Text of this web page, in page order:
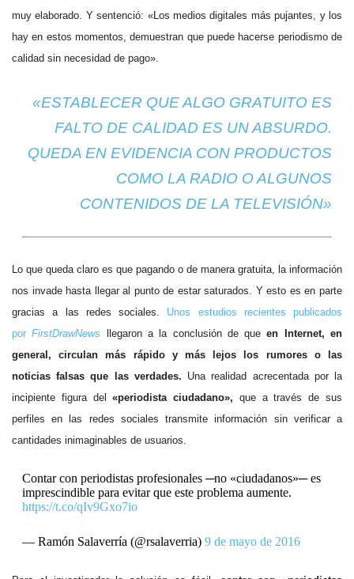
muy elaborado. Y sentenció: «Los medios digitales más pujantes, y los
hay en estos momentos, demuestran que puede hacerse periodismo de
calidad sin necesidad de pago».
«ESTABLECER QUE ALGO GRATUITO ES
FALTO DE CALIDAD ES UN ABSURDO.
QUEDA EN EVIDENCIA CON PRODUCTOS
COMO LA RADIO O ALGUNOS
CONTENIDOS DE LA TELEVISIÓN»
Lo que queda claro es que pagando o de manera gratuita, la información
nos invade hasta llegar al punto de estar saturados. Y esto es en parte
gracias a las redes sociales. Unos estudios recientes publicados
porFirstDrawNews llegaron a la conclusión de queen Internet, en
general, circulan más rápido y más lejos los rumores o las
noticias falsas que las verdades. Una realidad acrecentada por la
incipiente figura del«periodista ciudadano», que a través de sus
perfiles en las redes sociales transmite información sin verificar a
cantidades inimaginables de usuarios.
Contar con periodistas profesionales ─no «ciudadanos»─ es
imprescindible para evitar que este problema aumente.
https://t.co/qIv9Gxo7io
— Ramón Salaverría (@rsalaverria) 9 de mayo de 2016